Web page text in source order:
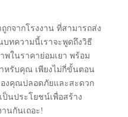
จากโรงงาน ที่สามารถส่ง